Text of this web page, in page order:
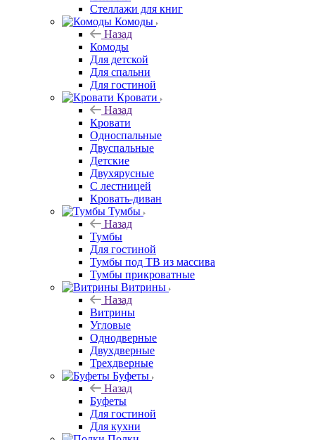
Стеллажи для книг
Комоды
Назад
Комоды
Для детской
Для спальни
Для гостиной
Кровати
Назад
Кровати
Односпальные
Двуспальные
Детские
Двухярусные
С лестницей
Кровать-диван
Тумбы
Назад
Тумбы
Для гостиной
Тумбы под ТВ из массива
Тумбы прикроватные
Витрины
Назад
Витрины
Угловые
Однодверные
Двухдверные
Трехдверные
Буфеты
Назад
Буфеты
Для гостиной
Для кухни